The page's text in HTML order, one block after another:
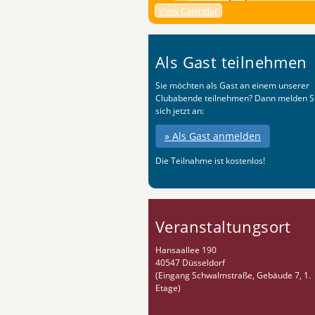
View Calendar
Als Gast teilnehmen
Sie möchten als Gast an einem unserer
Clubabende teilnehmen? Dann melden
sich jetzt an:
» Als Gast anmelden
Die Teilnahme ist kostenlos!
Veranstaltungsort
Hansaallee 190
40547 Düsseldorf
(Eingang Schwalmstraße, Gebäude 7, 1.
Etage)